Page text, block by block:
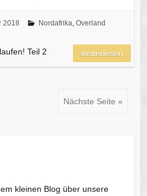
2018 Nordafrika, Overland
Teil 2 weiterlesen
Nächste Seite »
kleinen Blog über unsere